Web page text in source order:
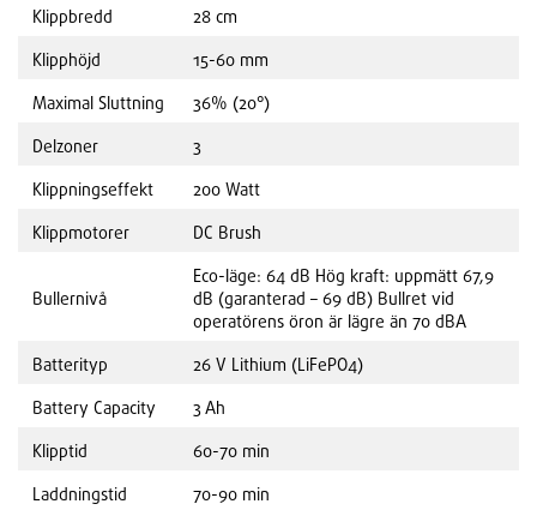
Klippbredd 28 cm
Klipphöjd 15-60 mm
Maximal Sluttning 36% (20°)
Delzoner 3
Klippningseffekt 200 Watt
Klippmotorer DC Brush
Bullernivå
Eco-läge: 64 dB Hög kraft: uppmätt 67,9
dB (garanterad – 69 dB) Bullret vid
operatörens öron är lägre än 70 dBA
Batterityp 26 V Lithium (LiFePO4)
Battery Capacity 3 Ah
Klipptid 60-70 min
Laddningstid 70-90 min